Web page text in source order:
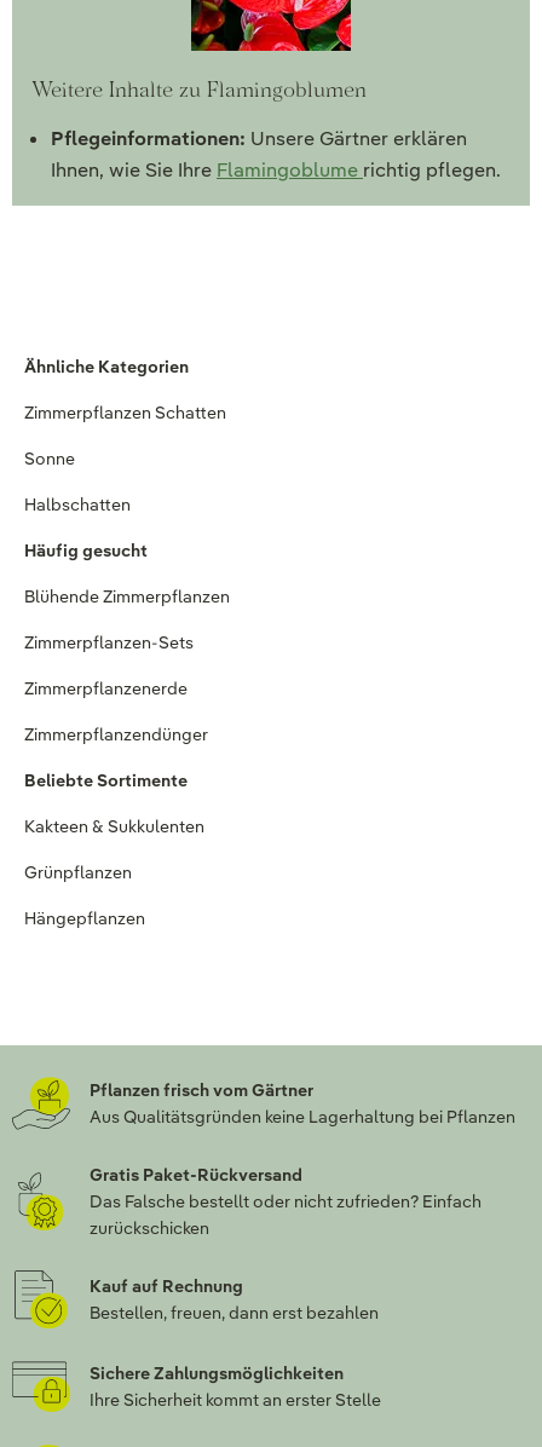
Weitere Inhalte zu Flamingoblumen
Pflegeinformationen: Unsere Gärtner erklären
Ihnen, wie Sie Ihre Flamingoblume richtig pflegen.
Ähnliche Kategorien
Zimmerpflanzen Schatten
Sonne
Halbschatten
Häufig gesucht
Blühende Zimmerpflanzen
Zimmerpflanzen-Sets
Zimmerpflanzenerde
Zimmerpflanzendünger
Beliebte Sortimente
Kakteen & Sukkulenten
Grünpflanzen
Hängepflanzen
Pflanzen frisch vom Gärtner
Aus Qualitätsgründen keine Lagerhaltung bei Pflanzen
Gratis Paket-Rückversand
Das Falsche bestellt oder nicht zufrieden? Einfach
zurückschicken
Kauf auf Rechnung
Bestellen, freuen, dann erst bezahlen
Sichere Zahlungsmöglichkeiten
Ihre Sicherheit kommt an erster Stelle